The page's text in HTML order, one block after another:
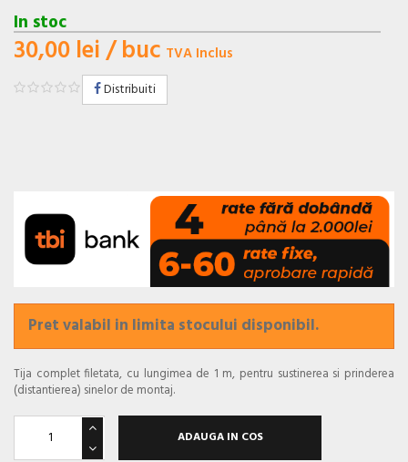
In stoc
30,00 lei/ buc TVA Inclus
Distribuiti
Pret valabil in limita stocului disponibil.
Tija complet filetata, cu lungimea de 1 m, pentru sustinerea si prinderea
(distantierea) sinelor de montaj.
ADAUGA IN COS